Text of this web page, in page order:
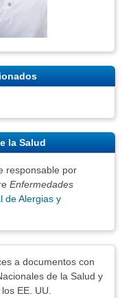
la Salud
responsable por
Enfermedades
de Alergias y
a documentos con
de la Salud y
EE. UU.